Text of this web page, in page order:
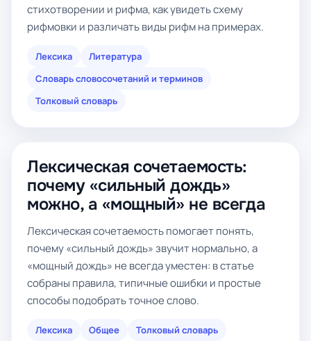
стихотворении и рифма, как увидеть схему
рифмовки и различать виды рифм на примерах.
Лексика
Литература
Словарь словосочетаний и терминов
Толковый словарь
Лексическая сочетаемость:
почему «сильный дождь»
можно, а «мощный» не всегда
Лексическая сочетаемость помогает понять,
почему «сильный дождь» звучит нормально, а
«мощный дождь» не всегда уместен: в статье
собраны правила, типичные ошибки и простые
способы подобрать точное слово.
Лексика Общее Толковый словарь